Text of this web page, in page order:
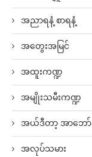
အညာရနံ့ စာရနံ့
အတွေးအမြင်
အထူးကဏ္ဍ
အမျိုးသမီးကဏ္ဍ
အယ်ဒီတာ့ အာဘော်
အလုပ်သမား